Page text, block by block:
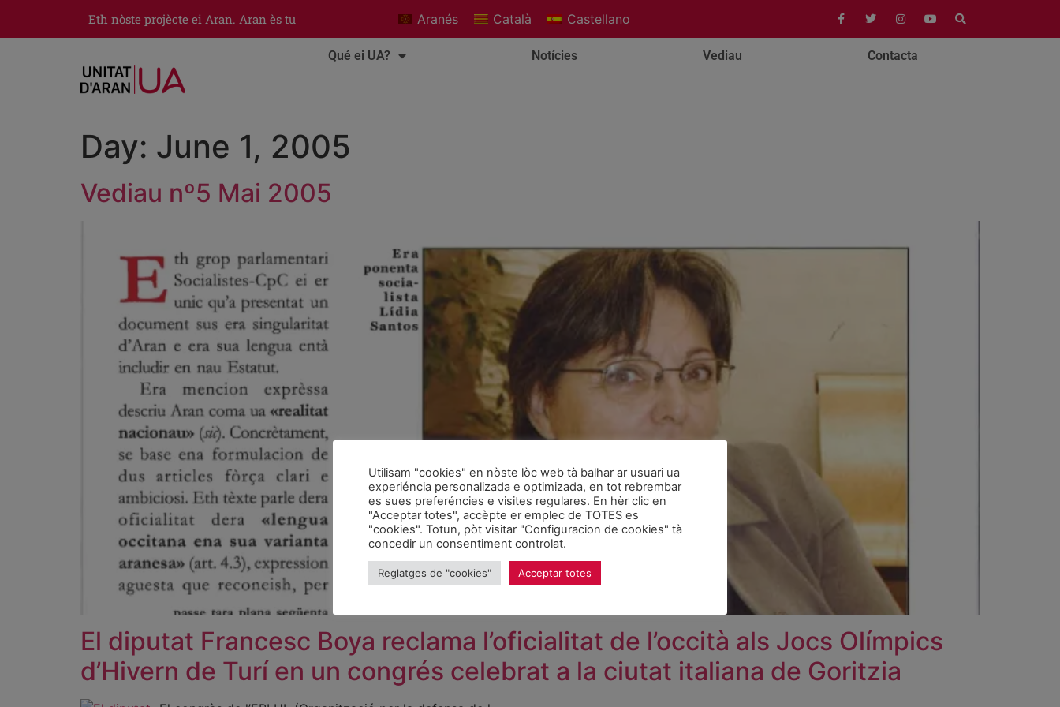
Eth nòste projècte ei Aran. Aran ès tu Aranés Català Castellano
Qué ei UA? Notícies Vediau Contacta
Day: June 1, 2005
Vediau nº5 Mai 2005
El diputat Francesc Boya reclama l’oficialitat de l’occità als Jocs Olímpics
d’Hivern de Turí en un congrés celebrat a la ciutat italiana de Goritzia
Utilisam "cookies" en nòste lòc web tà balhar ar usuari ua
experiéncia personalizada e optimizada, en tot rebrembar
es sues preferéncies e visites regulares. En hèr clic en
"Acceptar totes", accèpte er emplec de TOTES es
"cookies". Totun, pòt visitar "Configuracion de cookies" tà
concedir un consentiment controlat.
Reglatges de "cookies" Acceptar totes